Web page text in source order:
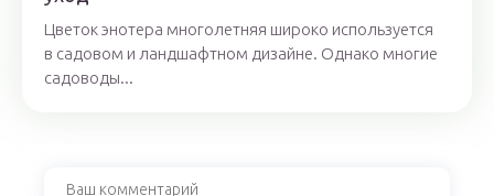
Цветок энотера многолетняя широко используется
в садовом и ландшафтном дизайне. Однако многие
садоводы...